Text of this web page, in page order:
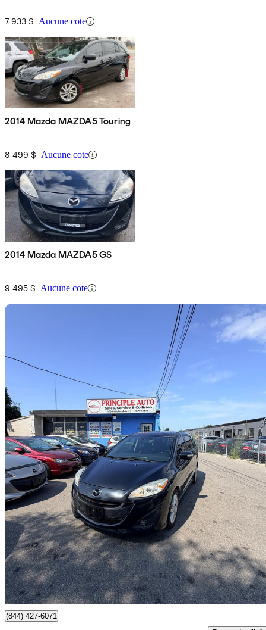
7 933 $ Aucune cote
2014 Mazda MAZDA5 Touring
8 499 $ Aucune cote
2014 Mazda MAZDA5 GS
9 495 $ Aucune cote
2014 Mazda MAZDA5
Grand Touring224 856 km
5 999 $ Affaire
106 $/mois env.
Toronto, ON
(844) 427-6071